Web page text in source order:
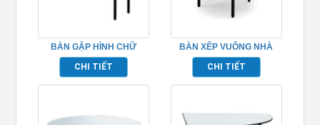
BÀN GẬP HÌNH CHỮ
NHẬT – TP662008
CHI TIẾT
BÀN XẾP VUÔNG NHÀ
HÀNG – TP662010
CHI TIẾT